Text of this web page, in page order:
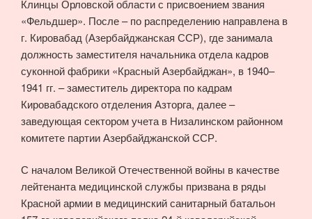
Клинцы Орловской области с присвоением звания
«Фельдшер». После – по распределению направлена в
г. Кировабад (Азербайджанская ССР), где занимала
должность заместителя начальника отдела кадров
суконной фабрики «Красный Азербайджан», в 1940–
1941 гг. – заместитель директора по кадрам
Кировабадского отделения Азторга, далее –
заведующая сектором учета в Низалинском районном
комитете партии Азербайджанской ССР.
С началом Великой Отечественной войны в качестве
лейтенанта медицинской службы призвана в ряды
Красной армии в медицинский санитарный батальон